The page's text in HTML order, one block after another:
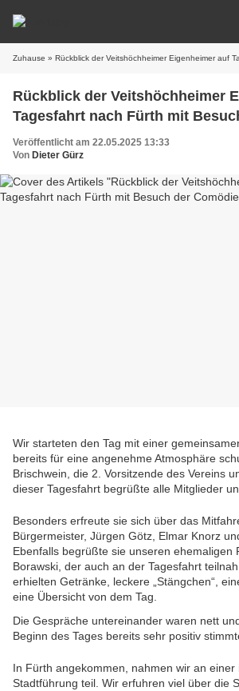
Zuhause » Rückblick der Veitshöchheimer Eigenheimer auf Tagesfahrt
Rückblick der Veitshöchheimer
Tagesfahrt nach Fürth mit
Veröffentlicht am 22.05.2025 13:33
Von Dieter Gürz
Wir starteten den Tag mit einer
bereits für eine angenehme Atmosphäre
Brischwein, die 2. Vorsitzende des Vereins
dieser Tagesfahrt begrüßte alle Mitglieder
Besonders erfreute sie sich über das
Bürgermeister, Jürgen Götz, Elmar Knorz
Ebenfalls begrüßte sie unseren ehemaligen
Borawski, der auch an der Tagesfahrt
erhielten Getränke, leckere „Stängchen“,
eine Übersicht von dem Tag.
Die Gespräche untereinander waren nett
Beginn des Tages bereits sehr positiv
In Fürth angekommen, nahmen wir an einer
Stadtführung teil. Wir erfuhren viel über die